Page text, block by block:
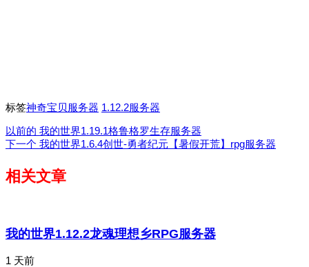
标签神奇宝贝服务器 1.12.2服务器
以前的 我的世界1.19.1格鲁格罗生存服务器
下一个 我的世界1.6.4创世-勇者纪元【暑假开荒】rpg服务器
相关文章
我的世界1.12.2龙魂理想乡RPG服务器
1 天前